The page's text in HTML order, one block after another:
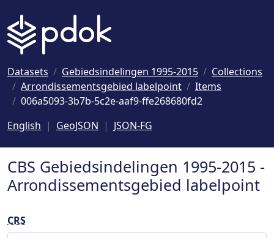
Datasets Gebiedsindelingen 1995-2015
Collections
Arrondissementsgebied labelpoint
Items
006a5093-3b7b-5c2e-aaf9-ffe268680fd2
English
GeoJSON JSON-FG
CBS Gebiedsindelingen 1995-2015 -
Arrondissementsgebied labelpoint
CRS